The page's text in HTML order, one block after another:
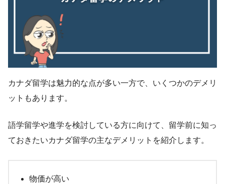
カナダ留学は魅力的な点が多い一方で、いくつかのデメリ
ットもあります。
語学留学や進学を検討している方に向けて、留学前に知っ
ておきたいカナダ留学の主なデメリットを紹介します。
物価が高い